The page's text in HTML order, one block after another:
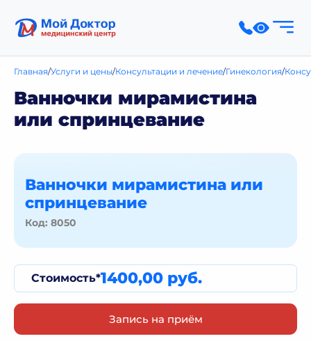
Главная Услуги и цены Консультации и лечение Гинекология
Ванночки мирамистина
или спринцевание
Ванночки мирамистина или
спринцевание
Код: 8050
Стоимость*1400,00 руб.
Запись на приём